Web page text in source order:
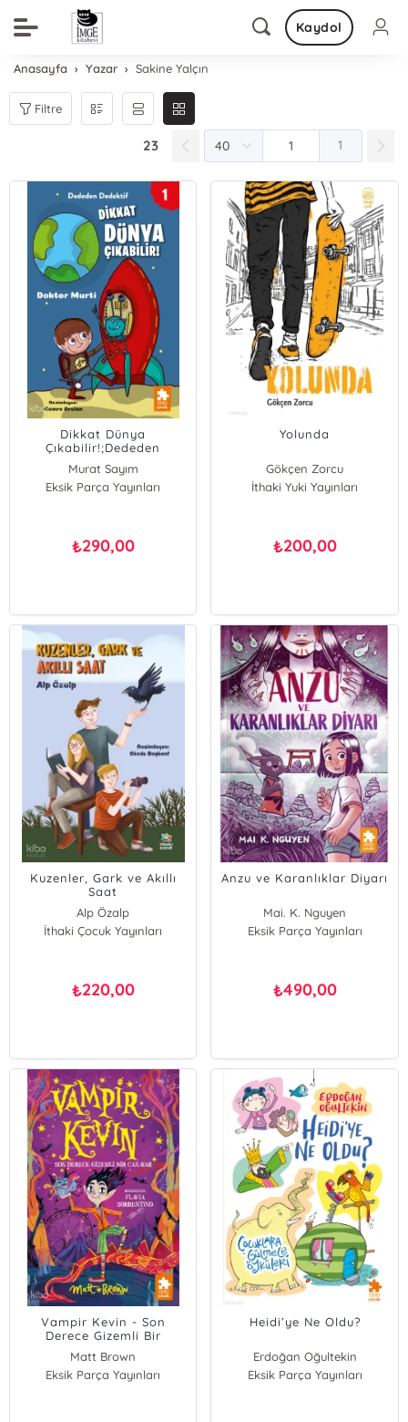
Kaydol
Anasayfa Yazar Sakine Yalçın
Filtre
23 1
Dikkat Dünya
Çıkabilir!;Dededen
Dedektif 1
Murat Sayım
Eksik Parça Yayınları
₺290,00
Yolunda
Gökçen Zorcu
İthaki Yuki Yayınları
₺200,00
Kuzenler, Gark ve Akıllı
Saat
Alp Özalp
İthaki Çocuk Yayınları
₺220,00
Anzu ve Karanlıklar Diyarı
Mai. K. Nguyen
Eksik Parça Yayınları
₺490,00
Vampir Kevin - Son
Derece Gizemli Bir
Matt Brown
Eksik Parça Yayınları
Heidi’ye Ne Oldu?
Erdoğan Oğultekin
Eksik Parça Yayınları